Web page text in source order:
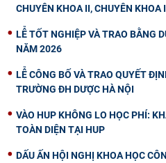
CHUYÊN KHOA II, CHUYÊN KHOA
LỄ TỐT NGHIỆP VÀ TRAO BẰNG
NĂM 2026
LỄ CÔNG BỐ VÀ TRAO QUYẾT
TRƯỜNG ĐH DƯỢC HÀ NỘI
VÀO HUP KHÔNG LO HỌC PHÍ:
TOÀN DIỆN TẠI HUP
DẤU ẤN HỘI NGHỊ KHOA HỌC